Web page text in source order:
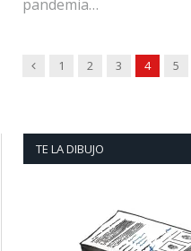
pandemia…
Previous
1 2 3 4 5
TE LA DIBUJO